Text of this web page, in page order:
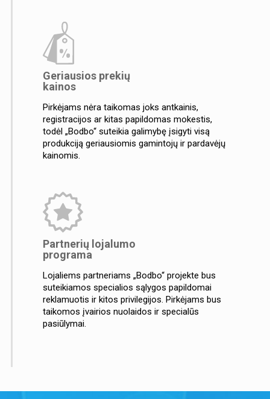
Geriausios prekių
kainos
Pirkėjams nėra taikomas joks antkainis,
registracijos ar kitas papildomas mokestis,
todėl „Bodbo“ suteikia galimybę įsigyti visą
produkciją geriausiomis gamintojų ir pardavėjų
kainomis.
Partnerių lojalumo
programa
Lojaliems partneriams „Bodbo“ projekte bus
suteikiamos specialios sąlygos papildomai
reklamuotis ir kitos privilegijos. Pirkėjams bus
taikomos įvairios nuolaidos ir specialūs
pasiūlymai.